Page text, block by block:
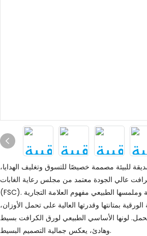
للبيئة مصممة خصيصًا للتسوق وتغليف الهدايا،
عالي الجودة معتمد من مجلس رعاية الغابات
(FSC). تجسد مادتها المتينة وملمسها الطبيعي مفهوم العلامة التجارية
بمتانتها وقدرتها العالية على تحمل الأوزان،
لونها الأساسي الطبيعي لورق الكرافت بسيط
وهادئ، يعكس جمالية التصميم البسيط.